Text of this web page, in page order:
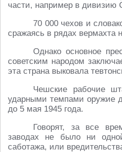
части, например в дивизию
70 000 чехов и
сражаясь в рядах вермахта
Однако основное
советским народом
эта страна выковала
Чешские рабочие
ударными темпами оружие
до 5 мая 1945 года.
Говорят, за все
заводах не было ни
саботажа, или